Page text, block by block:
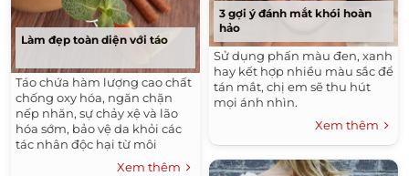
Làm đẹp toàn diện với táo
Táo chứa hàm lượng cao chất
chống oxy hóa, ngăn chặn
nếp nhăn, sự chảy xệ và lão
hóa sớm, bảo vệ da khỏi các
tác nhân độc hại từ môi
Xem thêm
3 gợi ý đánh mắt khói hoàn
hảo
Sử dụng phấn màu đen, xanh
hay kết hợp nhiều màu sắc để
tán mắt, chị em sẽ thu hút
mọi ánh nhìn.
Xem thêm